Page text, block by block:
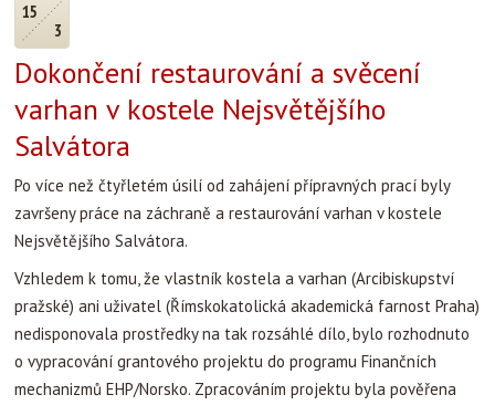
15
3
Dokončení restaurování a svěcení
varhan v kostele Nejsvětějšího
Salvátora
Po více než čtyřletém úsilí od zahájení přípravných prací byly
završeny práce na záchraně a restaurování varhan v kostele
Nejsvětějšího Salvátora.
Vzhledem k tomu, že vlastník kostela a varhan (Arcibiskupství
pražské) ani uživatel (Římskokatolická akademická farnost Praha)
nedisponovala prostředky na tak rozsáhlé dílo, bylo rozhodnuto
o vypracování grantového projektu do programu Finančních
mechanizmů EHP/Norsko. Zpracováním projektu byla pověřena